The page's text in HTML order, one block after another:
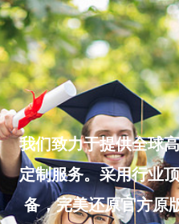
Skip
to
content
我们致力于提供全球
定制服务。采用行业
备，完美还原官方原